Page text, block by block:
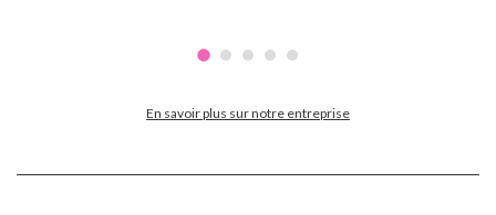
En savoir plus sur notre entreprise